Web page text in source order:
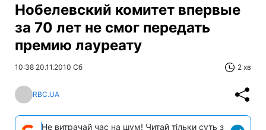
Нобелевский комитет впервые
за 70 лет не смог передать
премию лауреату
10:38 20.11.2010 Сб 2 хв
RBC.UA
Не витрачай час на шум! Читай тільки суть з